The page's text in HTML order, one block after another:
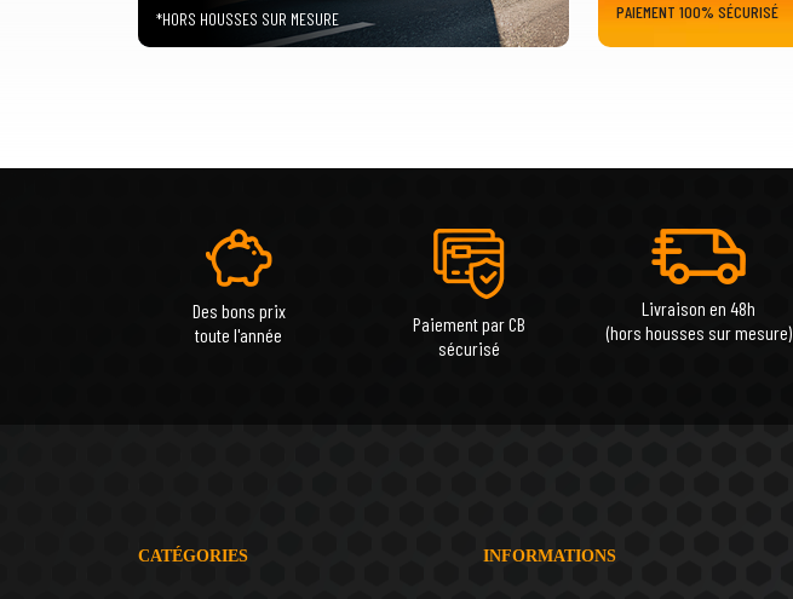
*HORS HOUSSES SUR MESURE PAIEMENT 100% SÉCURISÉ
Des bons prix
toute l'année
Paiement par CB
sécurisé
Livraison en 48h
(hors housses sur mesure)
CATÉGORIES INFORMATIONS